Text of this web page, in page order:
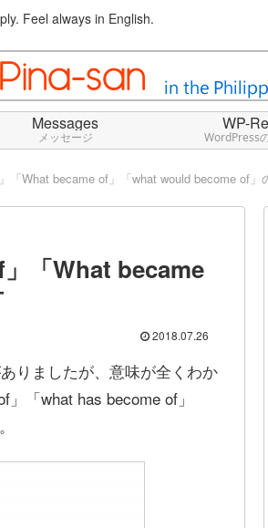
Feel always in English.
Messages
メッセージ
WP-
WordPress
「What became of」「what would become of」
「What became
2018.07.26
りましたが、意味が全くわか
「what has become of」